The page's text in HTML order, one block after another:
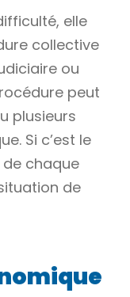
elle
collective
ou
peut
plusieurs
Si c’est le
chaque
de